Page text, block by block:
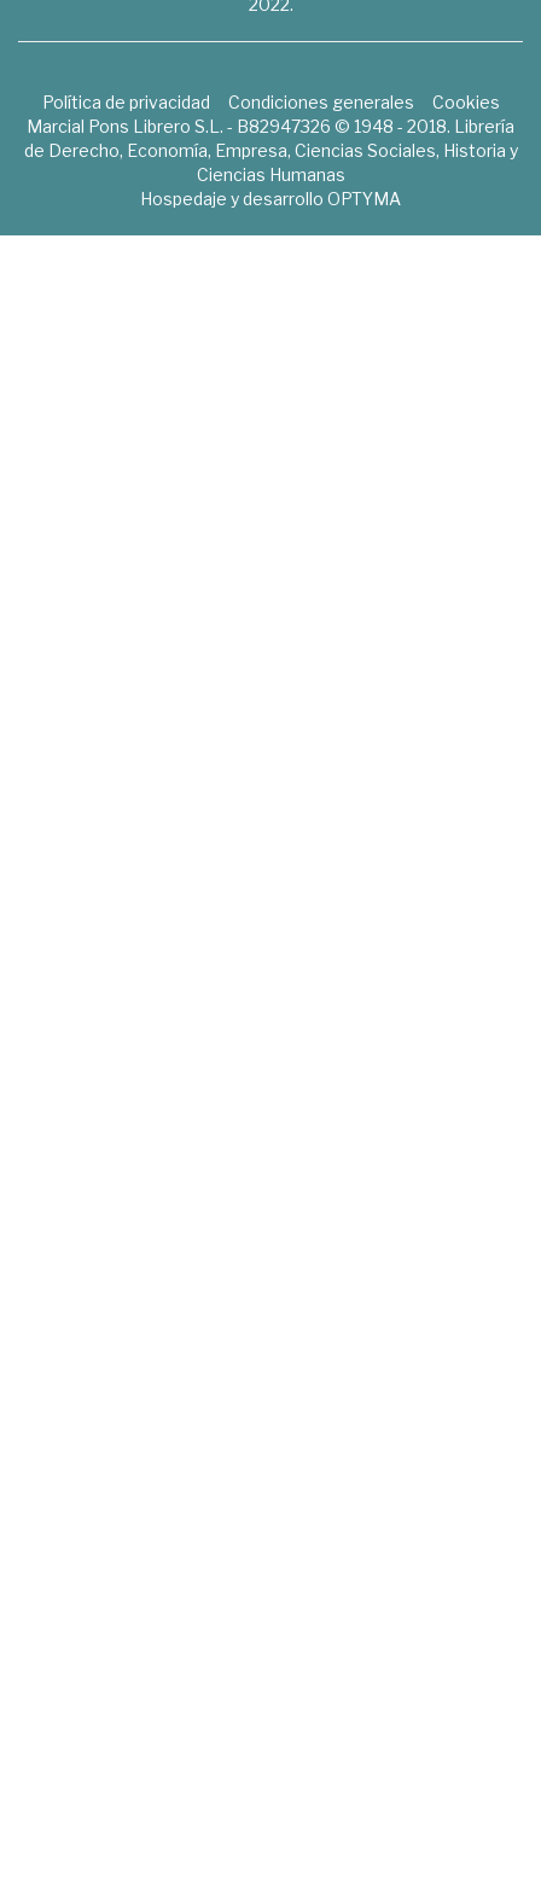
2022.
Política de privacidad Condiciones generales
Cookies
Marcial Pons Librero S.L. - B82947326 © 1948 - 2018. Librería
de Derecho, Economía, Empresa, Ciencias Sociales, Historia y
Ciencias Humanas
Hospedaje y desarrollo OPTYMA